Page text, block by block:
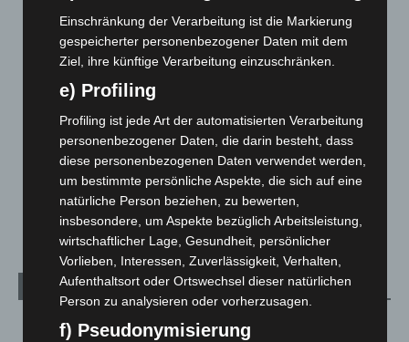
Corona-News
Hannover und Region
Langenhagen und Ortsteile
Leserbriefe
Menschen
Über uns
Veranstaltungen
1.887
Archiv
August 2026(12)
Einschränkung der Verarbeitung ist die Markierung
gespeicherter personenbezogener Daten mit dem
Ziel, ihre künftige Verarbeitung einzuschränken.
e) Profiling
Profiling ist jede Art der automatisierten Verarbeitung
personenbezogener Daten, die darin besteht, dass
diese personenbezogenen Daten verwendet werden,
um bestimmte persönliche Aspekte, die sich auf eine
natürliche Person beziehen, zu bewerten,
insbesondere, um Aspekte bezüglich Arbeitsleistung,
wirtschaftlicher Lage, Gesundheit, persönlicher
Vorlieben, Interessen, Zuverlässigkeit, Verhalten,
Aufenthaltsort oder Ortswechsel dieser natürlichen
Person zu analysieren oder vorherzusagen.
f) Pseudonymisierung